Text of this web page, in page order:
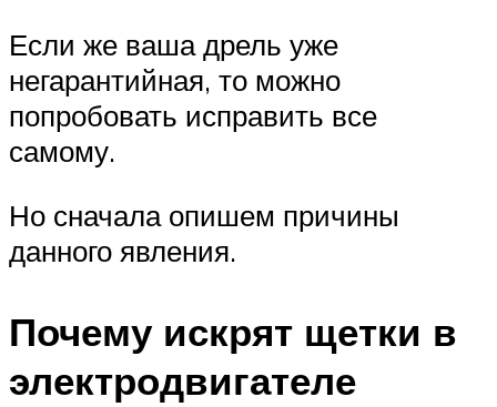
Если же ваша дрель уже
негарантийная, то можно
попробовать исправить все
самому.
Но сначала опишем причины
данного явления.
Почему искрят щетки в
электродвигателе